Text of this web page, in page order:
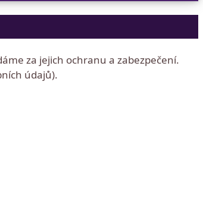
za jejich ochranu a zabezpečení.
údajů).